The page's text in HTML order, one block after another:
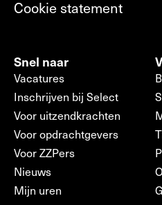
Cookie statement
Snel naar
Vacatures
Inschrijven bij Select
Voor uitzendkrachten
Voor opdrachtgevers
Voor ZZPers
Nieuws
Mijn uren